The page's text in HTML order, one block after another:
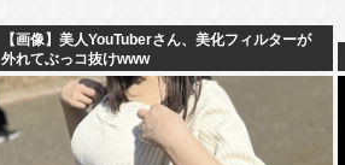
【画像】美人YouTuberさん、美化フィルターが
外れてぶっコ抜けwww